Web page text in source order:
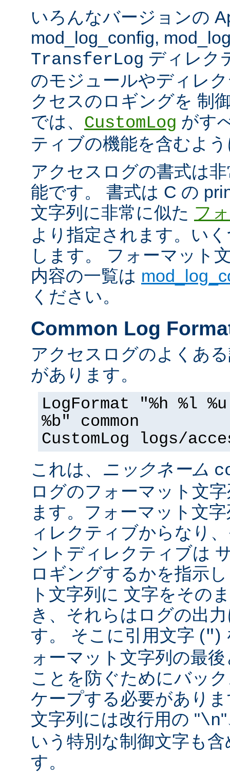
いろんなバージョンの
mod_log_config,
TransferLog ディレク
のモジュールやディレ
クセスのロギングを 制
では、 CustomLog がす
ティブの機能を含むよ
アクセスログの書式は
能です。 書式は C の
文字列に非常に似た フ
より指定されます。い
します。 フォーマット
内容の一覧は
ください。
Common Log
アクセスログのよくあ
があります。
LogFormat "%h %l
%b" common
CustomLog logs/
これは、 ニックネーム
ログのフォーマット文
ます。フォーマット文
ィレクティブからなり
ントディレクティブは
ロギングするかを指示
ト文字列に 文字をその
き、それらはログの出
す。 そこに引用文字 (")
ォーマット文字列の最
ことを防ぐためにバッ
ケープする必要があり
文字列には改行用の "\n
いう特別な制御文字も
す。